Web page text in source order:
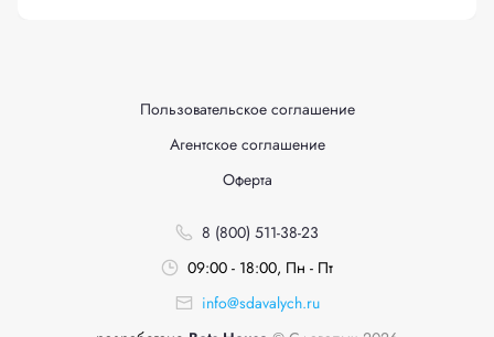
Пользовательское соглашение
Агентское соглашение
Оферта
8 (800) 511-38-23
09:00 - 18:00, Пн - Пт
info@sdavalych.ru